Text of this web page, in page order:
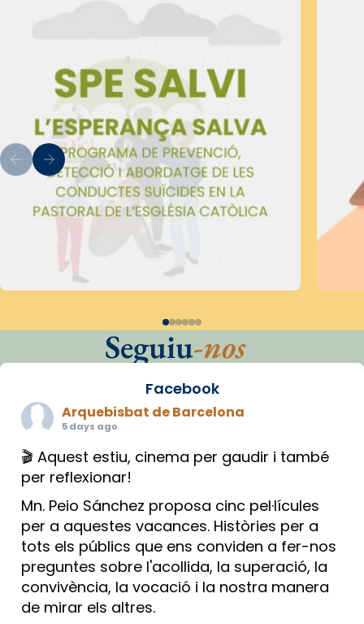
Seguiu-nos
Facebook
Arquebisbat de Barcelona
5 days ago
🎬 Aquest estiu, cinema per gaudir i també
per reflexionar!
Mn. Peio Sánchez proposa cinc pel·lícules
per a aquestes vacances. Històries per a
tots els públics que ens conviden a fer-nos
preguntes sobre l'acollida, la superació, la
convivència, la vocació i la nostra manera
de mirar els altres.